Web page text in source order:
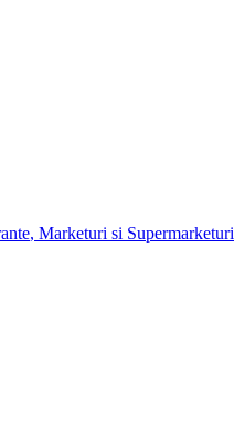
, Marketuri si Supermarketuri